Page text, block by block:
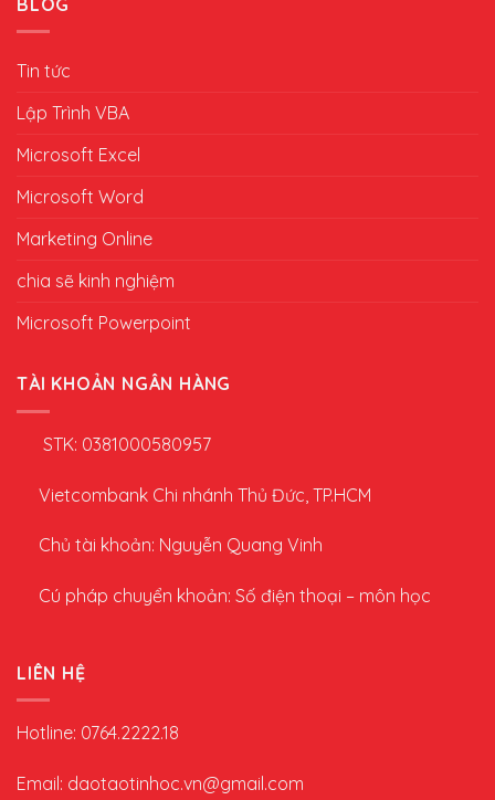
Tin tức
Lập Trình VBA
Microsoft Excel
Microsoft Word
Marketing Online
chia sẽ kinh nghiệm
Microsoft Powerpoint
TÀI KHOẢN NGÂN HÀNG
STK: 0381000580957
Vietcombank Chi nhánh Thủ Đức, TP.HCM
Chủ tài khoản: Nguyễn Quang Vinh
Cú pháp chuyển khoản: Số điện thoại – môn học
LIÊN HỆ
Hotline: 0764.2222.18
Email: daotaotinhoc.vn@gmail.com